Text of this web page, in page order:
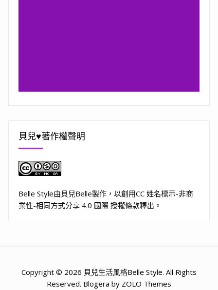
貝兒♥著作權聲明
Belle Style由貝兒Belle製作，以創用CC 姓名標示-非商
業性-相同方式分享 4.0 國際 授權條款釋出。
Copyright © 2026 貝兒生活風格Belle Style. All Rights
Reserved. Blogera by ZOLO Themes